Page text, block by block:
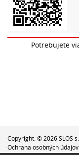
Potrebujete
Copyright: © 2026 SLOS
Ochrana osobných údajov